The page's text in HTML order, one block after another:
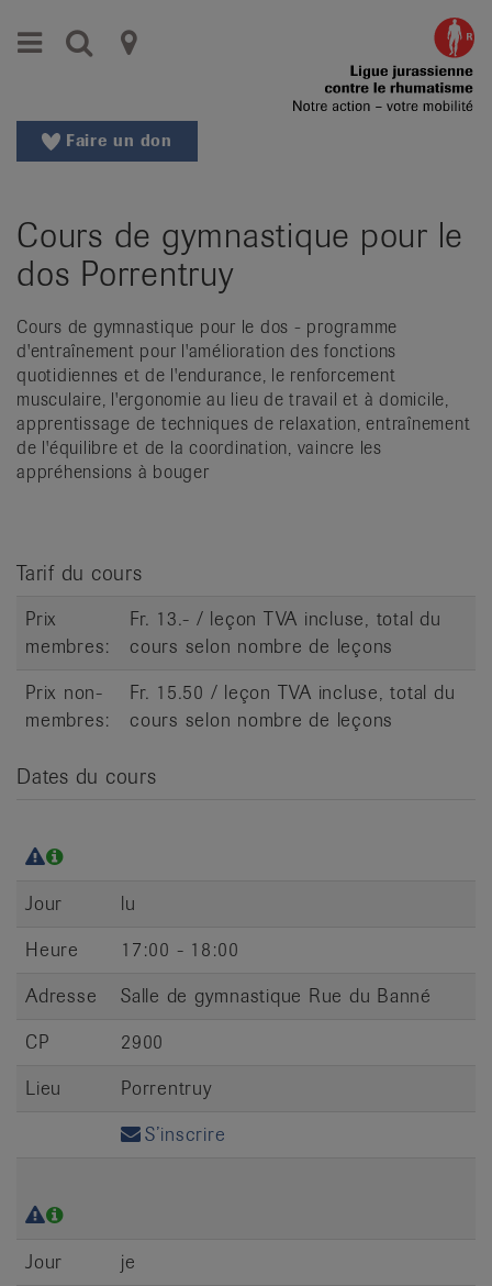
vers
au
Aller
Changer
région
Changer
de
langue:
de
Faire un don
Cours de gymnastique pour le
dos Porrentruy
Cours de gymnastique pour le dos - programme
d'entraînement pour l'amélioration des fonctions
quotidiennes et de l'endurance, le renforcement
musculaire, l'ergonomie au lieu de travail et à domicile,
apprentissage de techniques de relaxation, entraînement
de l'équilibre et de la coordination, vaincre les
appréhensions à bouger
Tarif du cours
Prix
membres:
Fr. 13.- / leçon TVA incluse, total du
cours selon nombre de leçons
Prix non-
membres:
Fr. 15.50 / leçon TVA incluse, total du
cours selon nombre de leçons
Dates du cours
Jour
lu
Heure
17:00 - 18:00
Adresse
Salle de gymnastique Rue du Banné
CP
2900
Lieu
Porrentruy
S’inscrire
Jour
je
Menu Recherche
Ligues
contre
le
|
Organisations
nationales
de
patients